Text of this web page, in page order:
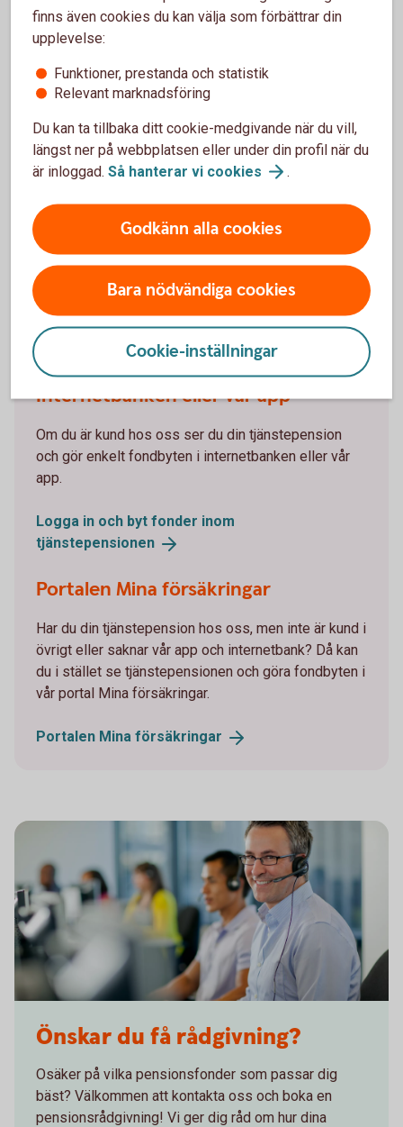
kostnadsfritt
Vill du hellre välja egna
fonder?
Vi har ett av marknadens bredaste placeringsutbud
av fonder. Detta gör att du hitta alternativ som
passar just dina behov. Självklart kan du när som
helst – kostnadsfritt - byta till andra fonder. Du kan
även se hur mycket din arbetsgivare har betalat in,
utvecklingen på ditt sparande och ändra
köpfördelningen för framtida insättningar.
Internetbanken eller vår app
Om du är kund hos oss ser du din tjänstepension
och gör enkelt fondbyten i internetbanken eller vår
app.
Logga in och byt fonder inom
tjänstepensionen
Portalen Mina försäkringar
Har du din tjänstepension hos oss, men inte är kund i
övrigt eller saknar vår app och internetbank? Då kan
du i stället se tjänstepensionen och göra fondbyten i
vår portal Mina försäkringar.
Portalen Mina försäkringar
Önskar du få rådgivning?
Osäker på vilka pensionsfonder som passar dig
bäst? Välkommen att kontakta oss och boka en
pensionsrådgivning! Vi ger dig råd om hur dina
finns även cookies du kan välja som förbättrar din
upplevelse:
Funktioner, prestanda och statistik
Relevant marknadsföring
Du kan ta tillbaka ditt cookie-medgivande när du vill,
längst ner på webbplatsen eller under din profil när du
är inloggad. Så hanterar vi cookies .
Godkänn alla cookies
Bara nödvändiga cookies
Cookie-inställningar